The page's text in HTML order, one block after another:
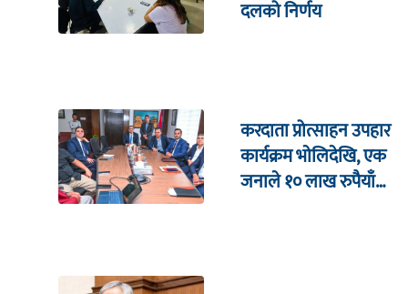
दलको निर्णय
करदाता प्रोत्साहन उपहार
कार्यक्रम भाेलिदेखि, एक
जनाले १० लाख रुपैयाँ